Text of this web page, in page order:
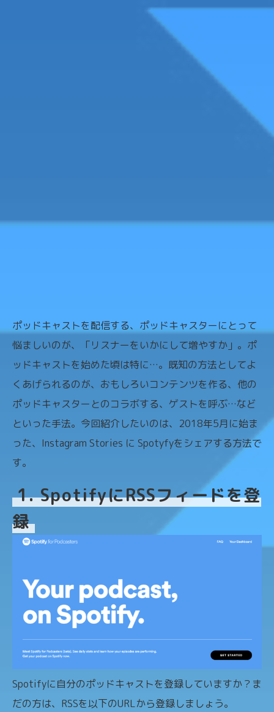
ポッドキャストを配信する、ポッドキャスターにとって
悩ましいのが、「リスナーをいかにして増やすか」。ポ
ッドキャストを始めた頃は特に…。既知の方法としてよ
くあげられるのが、おもしろいコンテンツを作る、他の
ポッドキャスターとのコラボする、ゲストを呼ぶ…など
といった手法。今回紹介したいのは、2018年5月に始ま
った、Instagram Stories に Spotyfyをシェアする方法で
す。
1. SpotifyにRSSフィードを登
録
Spotifyに自分のポッドキャストを登録していますか？ま
だの方は、RSSを以下のURLから登録しましょう。